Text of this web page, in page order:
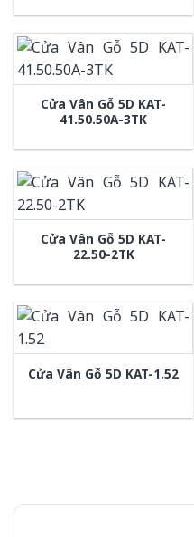
Cửa Vân Gỗ 5D KAT-
41.50.50A-3TK
Cửa Vân Gỗ 5D KAT-
22.50-2TK
Cửa Vân Gỗ 5D KAT-1.52